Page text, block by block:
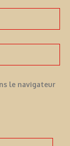
le navigateur